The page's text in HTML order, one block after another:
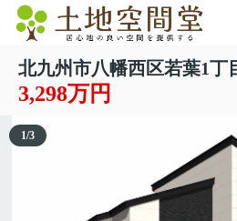
北九州市八幡西区若葉1丁
3,298万円
1/3